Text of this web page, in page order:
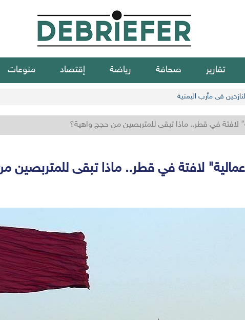
تقارير صحافة رياضة إقتصاد منوعات
في مأرب اليمنية
لافتة في قطر.. ماذا تبقى للمتربصين من حجج واهية؟
لافتة في قطر.. ماذا تبقى للمتربصين